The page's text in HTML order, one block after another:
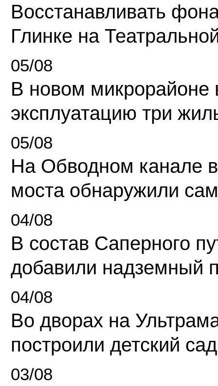
Восстанавливать
Глинке на
05/08
В новом микрорайоне
эксплуатацию три
05/08
На Обводном канале
моста обнаружили
04/08
В состав Саперного
добавили надземный
04/08
Во дворах на
построили детский сад
03/08